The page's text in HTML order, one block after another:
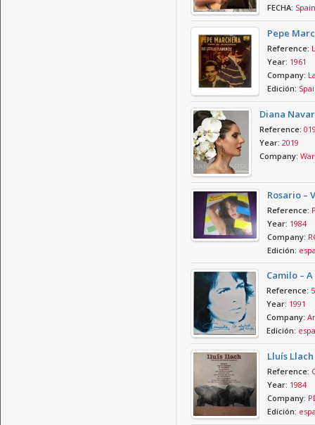
FECHA: Spain
Pepe
Reference:
Year: 1961
Company:
Edición:
Diana
Reference:
Year: 2019
Company:
Rosario –
Reference:
Year: 1984
Company:
Edición:
Camilo –
Reference:
Year: 1991
Company:
Edición:
Lluís
Reference:
Year: 1984
Company:
Edición: